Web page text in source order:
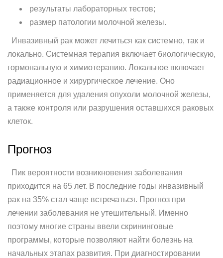
результаты лабораторных тестов;
размер патологии молочной железы.
Инвазивный рак может лечиться как системно, так и
локально. Системная терапия включает биологическую,
гормональную и химиотерапию. Локальное включает
радиационное и хирургическое лечение. Оно
применяется для удаления опухоли молочной железы,
а также контроля или разрушения оставшихся раковых
клеток.
Прогноз
Пик вероятности возникновения заболевания
приходится на 65 лет. В последние годы инвазивный
рак на 35% стал чаще встречаться. Прогноз при
лечении заболевания не утешительный. Именно
поэтому многие страны ввели скрининговые
программы, которые позволяют найти болезнь на
начальных этапах развития. При диагностировании